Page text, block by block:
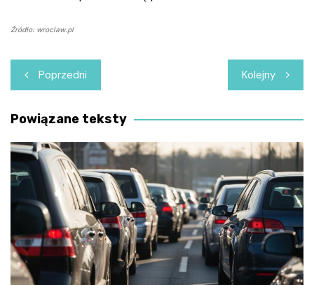
Źródło: wroclaw.pl
Nawigacja
wpisu
Poprzedni Kolejny
Powiązane teksty